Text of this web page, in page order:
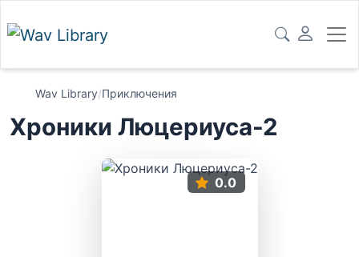
Wav Library/Приключения
Хроники Люцериуса-2
0.0